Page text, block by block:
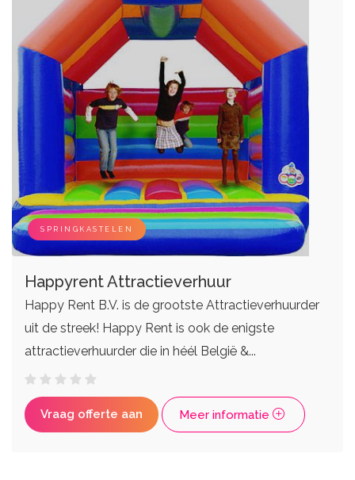
SPRINGKASTELEN
Happyrent Attractieverhuur
Happy Rent B.V. is de grootste Attractieverhuurder
uit de streek! Happy Rent is ook de enigste
attractieverhuurder die in héél België &...
Vraag offerte aan Meer informatie